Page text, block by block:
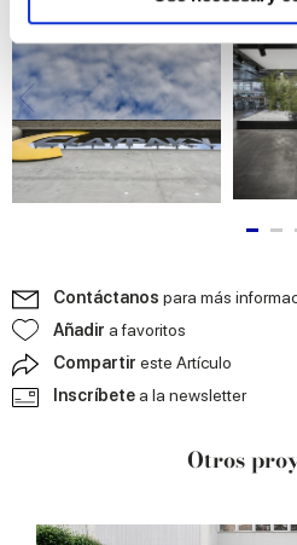
and set your preferences in the
We use cookies to personalise
provide social media features
We also share information
our social media, advertising
may combine it with other
Contáctanos para más
Añadir a favoritos
Compartir este Artículo
Inscríbete a la newsletter
Otros